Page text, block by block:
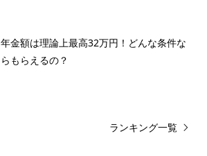
年金額は理論上最高32万円！どんな条件な
らもらえるの？
ランキング一覧